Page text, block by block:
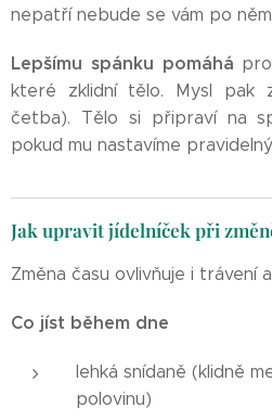
nepatří nebude se vám po
Lepšímu spánku pomáhá
které zklidní tělo. Mysl pak
četba). Tělo si připraví na
pokud mu nastavíme
Jak upravit jídelníček při
Změna času ovlivňuje i trávení
Co jíst během dne
lehká snídaně (klidně
polovinu)